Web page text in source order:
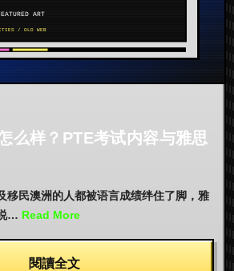
么样？PTE考试内容与雅思
移民澳洲的人都被语言成绩绊住了脚，雅
… Read More
閱讀全文